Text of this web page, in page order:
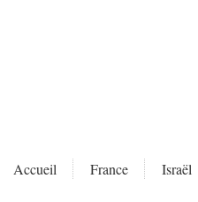
Accueil France Israël